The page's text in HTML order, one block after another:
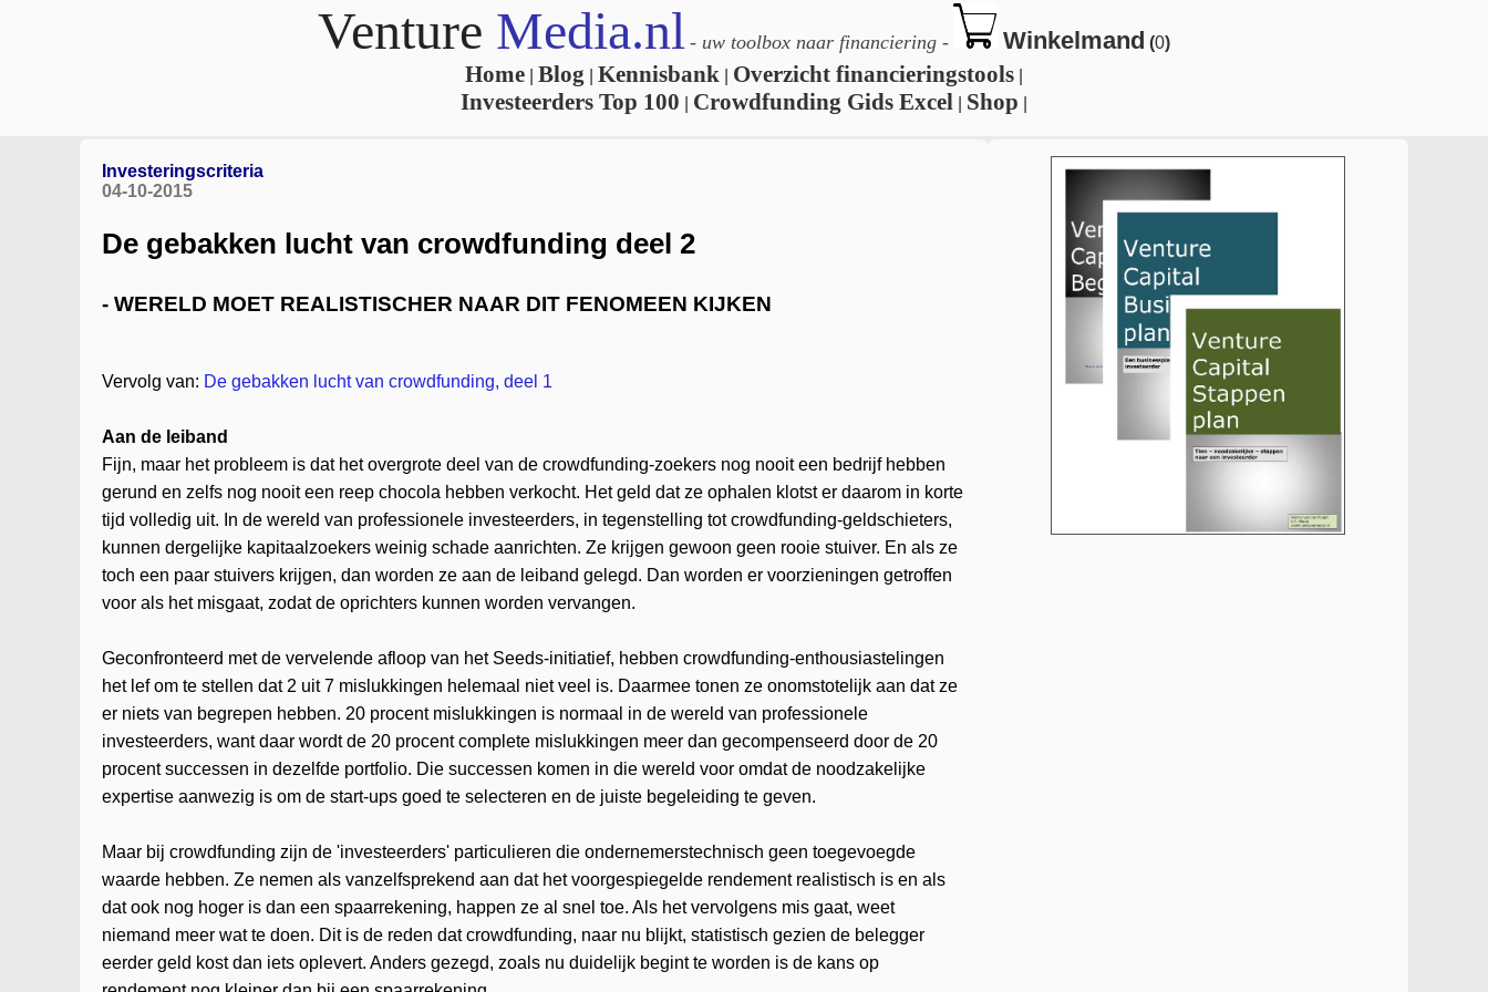
Venture Media.nl - uw toolbox naar financiering - Winkelmand (0)
Home Blog Kennisbank Overzicht financieringstools
Investeerders Top 100 Crowdfunding Gids Excel Shop
Investeringscriteria
04-10-2015
De gebakken lucht van crowdfunding deel 2
- WERELD MOET REALISTISCHER NAAR DIT FENOMEEN KIJKEN
Vervolg van: De gebakken lucht van crowdfunding, deel 1
Aan de leiband
Fijn, maar het probleem is dat het overgrote deel van de crowdfunding-zoekers nog nooit een bedrijf hebben
gerund en zelfs nog nooit een reep chocola hebben verkocht. Het geld dat ze ophalen klotst er daarom in korte
tijd volledig uit. In de wereld van professionele investeerders, in tegenstelling tot crowdfunding-geldschieters,
kunnen dergelijke kapitaalzoekers weinig schade aanrichten. Ze krijgen gewoon geen rooie stuiver. En als ze
toch een paar stuivers krijgen, dan worden ze aan de leiband gelegd. Dan worden er voorzieningen getroffen
voor als het misgaat, zodat de oprichters kunnen worden vervangen.
Geconfronteerd met de vervelende afloop van het Seeds-initiatief, hebben crowdfunding-enthousiastelingen
het lef om te stellen dat 2 uit 7 mislukkingen helemaal niet veel is. Daarmee tonen ze onomstotelijk aan dat ze
er niets van begrepen hebben. 20 procent mislukkingen is normaal in de wereld van professionele
investeerders, want daar wordt de 20 procent complete mislukkingen meer dan gecompenseerd door de 20
procent successen in dezelfde portfolio. Die successen komen in die wereld voor omdat de noodzakelijke
expertise aanwezig is om de start-ups goed te selecteren en de juiste begeleiding te geven.
Maar bij crowdfunding zijn de 'investeerders' particulieren die ondernemerstechnisch geen toegevoegde
waarde hebben. Ze nemen als vanzelfsprekend aan dat het voorgespiegelde rendement realistisch is en als
dat ook nog hoger is dan een spaarrekening, happen ze al snel toe. Als het vervolgens mis gaat, weet
niemand meer wat te doen. Dit is de reden dat crowdfunding, naar nu blijkt, statistisch gezien de belegger
eerder geld kost dan iets oplevert. Anders gezegd, zoals nu duidelijk begint te worden is de kans op